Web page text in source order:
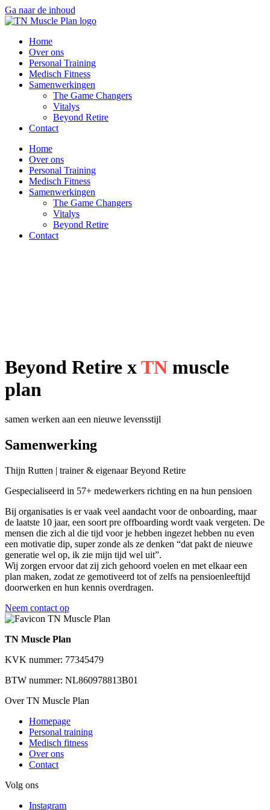
Ga naar de inhoud
Home
Over ons
Personal Training
Medisch Fitness
Samenwerkingen
The Game Changers
Vitalys
Beyond Retire
Contact
Home
Over ons
Personal Training
Medisch Fitness
Samenwerkingen
The Game Changers
Vitalys
Beyond Retire
Contact
Beyond Retire xTN muscle
plan
samen werken aan een nieuwe levensstijl
Samenwerking
Thijn Rutten | trainer & eigenaar Beyond Retire
Gespecialiseerd in 57+ medewerkers richting en na hun pensioen
Bij organisaties is er vaak veel aandacht voor de onboarding, maar
de laatste 10 jaar, een soort pre offboarding wordt vaak vergeten. De
mensen die zich al die tijd voor je hebben ingezet hebben nu even
een motivatie dip, super zonde als ze denken “dat pakt de nieuwe
generatie wel op, ik zie mijn tijd wel uit”.
Wij zorgen ervoor dat zij zich gehoord voelen en met elkaar een
plan maken, zodat ze gemotiveerd tot of zelfs na pensioenleeftijd
doorwerken en hun kennis overdragen.
Neem contact op
TN Muscle Plan
KVK nummer: 77345479
BTW nummer: NL860978813B01
Over TN Muscle Plan
Homepage
Personal training
Medisch fitness
Over ons
Contact
Volg ons
Instagram